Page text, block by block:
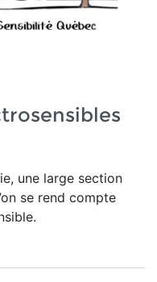
une large section
se rend compte